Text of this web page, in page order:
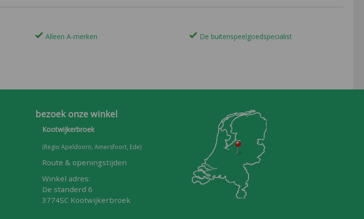
Alleen A-merken De buitenspeelgoedspecialist
bezoek onze winkel
Kootwijkerbroek
(Regio Apeldoorn, Amersfoort, Ede)
Route & openingstijden
Winkel adres:
De standerd 6
3774SC Kootwijkerbroek